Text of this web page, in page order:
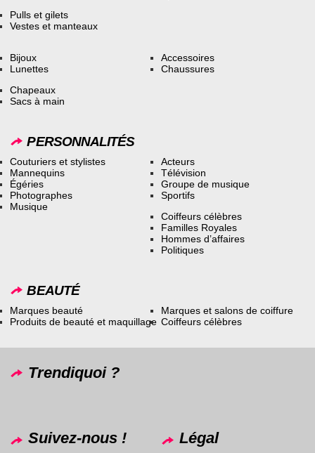
Pulls et gilets
Vestes et manteaux
Bijoux
Lunettes
Accessoires
Chaussures
Chapeaux
Sacs à main
PERSONNALITÉS
Couturiers et stylistes
Mannequins
Égéries
Photographes
Musique
Acteurs
Télévision
Groupe de musique
Sportifs
Coiffeurs célèbres
Familles Royales
Hommes d’affaires
Politiques
BEAUTÉ
Marques beauté
Produits de beauté et maquillage
Marques et salons de coiffure
Coiffeurs célèbres
Trendiquoi ?
Suivez-nous ! Légal